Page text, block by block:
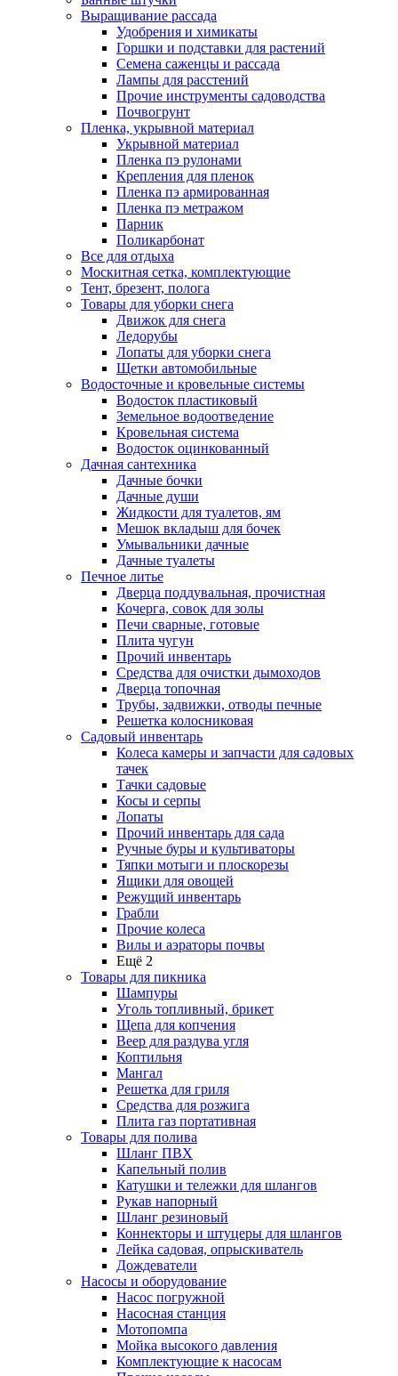
Выращивание рассада
Удобрения и химикаты
Горшки и подставки для растений
Семена саженцы и рассада
Лампы для расстений
Прочие инструменты садоводства
Почвогрунт
Пленка, укрывной материал
Укрывной материал
Пленка пэ рулонами
Крепления для пленок
Пленка пэ армированная
Пленка пэ метражом
Парник
Поликарбонат
Все для отдыха
Москитная сетка, комплектующие
Тент, брезент, полога
Товары для уборки снега
Движок для снега
Ледорубы
Лопаты для уборки снега
Щетки автомобильные
Водосточные и кровельные системы
Водосток пластиковый
Земельное водоотведение
Кровельная система
Водосток оцинкованный
Дачная сантехника
Дачные бочки
Дачные души
Жидкости для туалетов, ям
Мешок вкладыш для бочек
Умывальники дачные
Дачные туалеты
Печное литье
Дверца поддувальная, прочистная
Кочерга, совок для золы
Печи сварные, готовые
Плита чугун
Прочий инвентарь
Средства для очистки дымоходов
Дверца топочная
Трубы, задвижки, отводы печные
Решетка колосниковая
Садовый инвентарь
Колеса камеры и запчасти для садовых
тачек
Тачки садовые
Косы и серпы
Лопаты
Прочий инвентарь для сада
Ручные буры и культиваторы
Тяпки мотыги и плоскорезы
Ящики для овощей
Режущий инвентарь
Грабли
Прочие колеса
Вилы и аэраторы почвы
Ещё 2
Товары для пикника
Шампуры
Уголь топливный, брикет
Щепа для копчения
Веер для раздува угля
Коптильня
Мангал
Решетка для гриля
Средства для розжига
Плита газ портативная
Товары для полива
Шланг ПВХ
Капельный полив
Катушки и тележки для шлангов
Рукав напорный
Шланг резиновый
Коннекторы и штуцеры для шлангов
Лейка садовая, опрыскиватель
Дождеватели
Насосы и оборудование
Насос погружной
Насосная станция
Мотопомпа
Мойка высокого давления
Комплектующие к насосам